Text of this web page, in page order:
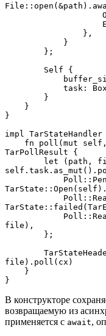
                },
            }
        };
        Self {
        }
    }
}
impl
TarPollResult {
file),
        };
file).poll(cx)
    }
}
В конструкторе
возвращаемую из
применяется с await,